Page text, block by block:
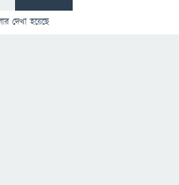
দেখা হয়েছে